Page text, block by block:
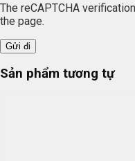
The reCAPTCHA
the page.
Sản phẩm tương tự